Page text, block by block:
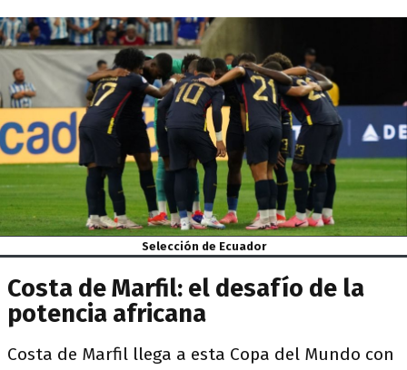
Selección de Ecuador
Costa de Marfil: el desafío de la
potencia africana
Costa de Marfil llega a esta Copa del Mundo con